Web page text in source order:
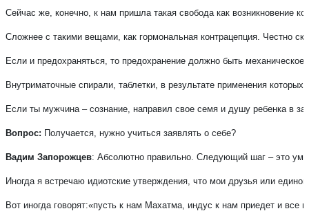
Сейчас же, конечно, к нам пришла такая свобода как возникновение
Сложнее с такими вещами, как гормональная контрацепция. Честно
Если и предохраняться, то предохранение должно быть
Внутриматочные спирали, таблетки, в результате применения
Если ты мужчина – сознание, направил свое семя и душу ребенка в
Вопрос: Получается, нужно учиться заявлять о себе?
Вадим Запорожцев: Абсолютно правильно. Следующий шаг – это
Иногда я встречаю идиотские утверждения, что мои друзья или
Вот иногда говорят:«пусть к нам Махатма, индус к нам приедет и